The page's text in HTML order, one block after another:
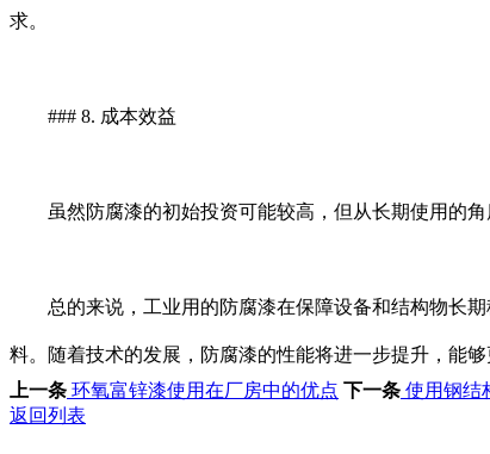
求。
### 8. 成本效益
虽然防腐漆的初始投资可能较高，但从长期使用的角
总的来说，工业用的防腐漆在保障设备和结构物长期
料。随着技术的发展，防腐漆的性能将进一步提升，能
上一条 环氧富锌漆使用在厂房中的优点 下一条 使用钢结
返回列表